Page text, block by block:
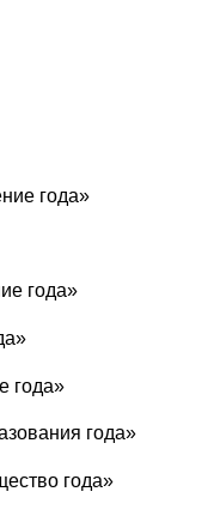
года»
года»
года»
года»
года»